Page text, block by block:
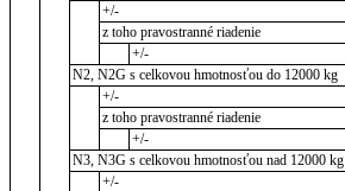
+/-
z toho pravostranné riadenie
+/-
N2, N2G s celkovou hmotnosťou do 12000 kg
+/-
z toho pravostranné riadenie
+/-
N3, N3G s celkovou hmotnosťou nad 12000 kg
+/-